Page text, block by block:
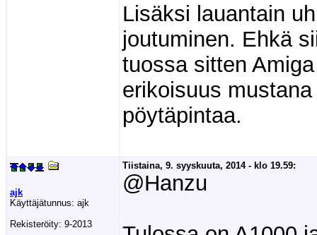
Lisäksi lauantain
joutuminen. Ehkä
tuossa sitten
erikoisuus
pöytäpintaa.
ajk
Käyttäjätunnus: ajk
Rekisteröity: 9-2013
Tiistaina, 9. syyskuuta, 2014 - klo 19.59:
@Hanzu